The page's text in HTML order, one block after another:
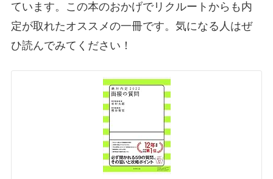
ています。この本のおかげでリクルートからも内
定が取れたオススメの一冊です。気になる人はぜ
ひ読んでみてください！